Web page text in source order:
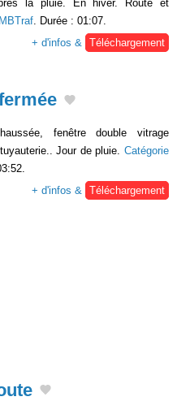
la pluie. En hiver. Route et
. Durée : 01:07.
+ d'infos &
Téléchargement
fenêtre double vitrage
Jour de pluie. Catégorie
+ d'infos &
Téléchargement